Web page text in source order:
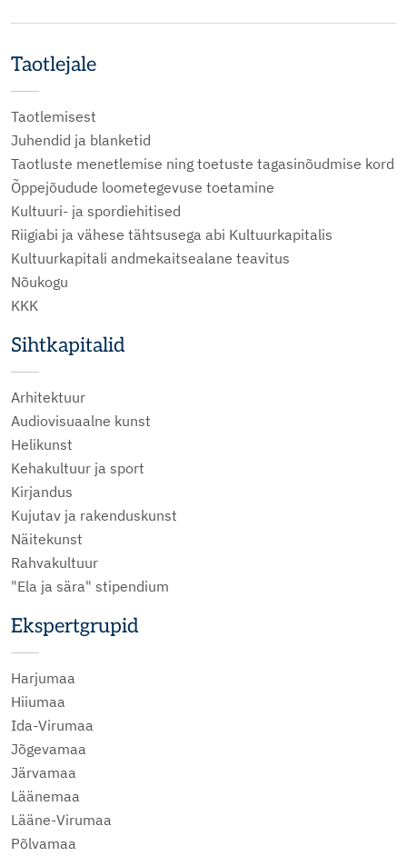
Taotlejale
Taotlemisest
Juhendid ja blanketid
Taotluste menetlemise ning toetuste tagasinõudmise kord
Õppejõudude loometegevuse toetamine
Kultuuri- ja spordiehitised
Riigiabi ja vähese tähtsusega abi Kultuurkapitalis
Kultuurkapitali andmekaitsealane teavitus
Nõukogu
KKK
Sihtkapitalid
Arhitektuur
Audiovisuaalne kunst
Helikunst
Kehakultuur ja sport
Kirjandus
Kujutav ja rakenduskunst
Näitekunst
Rahvakultuur
"Ela ja sära" stipendium
Ekspertgrupid
Harjumaa
Hiiumaa
Ida-Virumaa
Jõgevamaa
Järvamaa
Läänemaa
Lääne-Virumaa
Põlvamaa